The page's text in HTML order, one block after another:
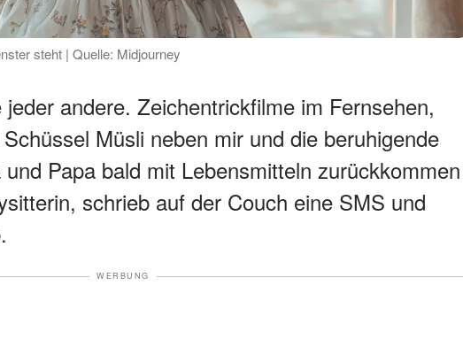
steht | Quelle: Midjourney
andere. Zeichentrickfilme im Fernsehen,
Müsli neben mir und die beruhigende
Papa bald mit Lebensmitteln zurückkommen
schrieb auf der Couch eine SMS und
WERBUNG